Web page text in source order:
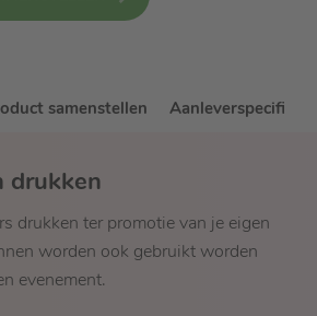
samenstellen
drukken
drukken ter promotie van je eigen
worden ook gebruikt worden
evenement.